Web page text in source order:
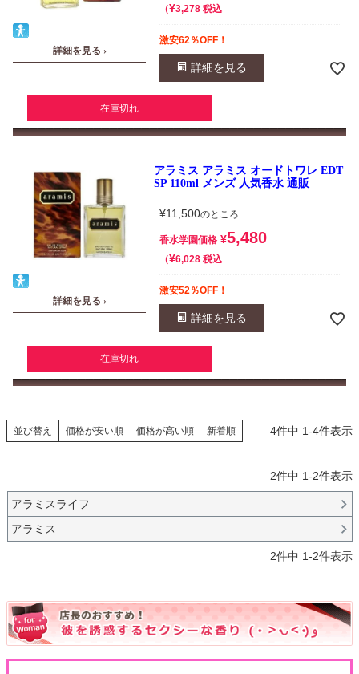
詳細を見る ›
¥3,278 税込
激安62％OFF！
詳細を見る
在庫切れ
詳細を見る ›
アラミス アラミス オードトワレ EDT
SP 110ml メンズ 人気香水 通販
¥11,500のところ
香水学園価格 ¥5,480
¥6,028 税込
激安52％OFF！
詳細を見る
在庫切れ
並び替え 価格が安い順 価格が高い順 新着順 4件中 1-4件表示
2件中 1-2件表示
アラミスライフ
アラミス
2件中 1-2件表示